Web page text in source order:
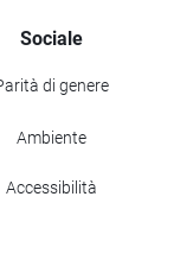
Sociale
di genere
Ambiente
Accessibilità